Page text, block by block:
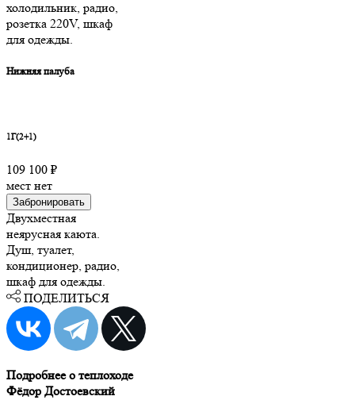
холодильник, радио,
розетка 220V, шкаф
для одежды.
Нижняя палуба
1Г(2+1)
109 100 ₽
мест нет
Забронировать
Двухместная
неярусная каюта.
Душ, туалет,
кондиционер, радио,
шкаф для одежды.
ПОДЕЛИТЬСЯ
Подробнее о теплоходе
Фёдор Достоевский